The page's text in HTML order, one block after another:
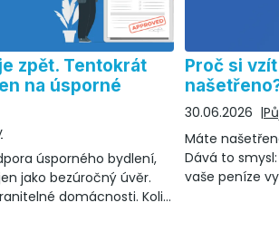
zpět. Tentokrát
na úsporné
úsporného bydlení,
jako bezúročný úvěr.
domácnosti. Kolik
Proč si
30.06.2026
Máte
Dává to
vaše peníze